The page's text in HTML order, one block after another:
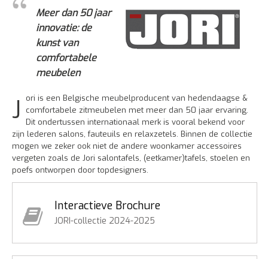
Meer dan 50 jaar
innovatie: de
kunst van
comfortabele
meubelen
J
ori is een Belgische meubelproducent van hedendaagse &
comfortabele zitmeubelen met meer dan 50 jaar ervaring.
Dit ondertussen internationaal merk is vooral bekend voor
zijn lederen salons, fauteuils en relaxzetels. Binnen de collectie
mogen we zeker ook niet de andere woonkamer accessoires
vergeten zoals de Jori salontafels, (eetkamer)tafels, stoelen en
poefs ontworpen door topdesigners.
Interactieve Brochure
JORI-collectie 2024-2025